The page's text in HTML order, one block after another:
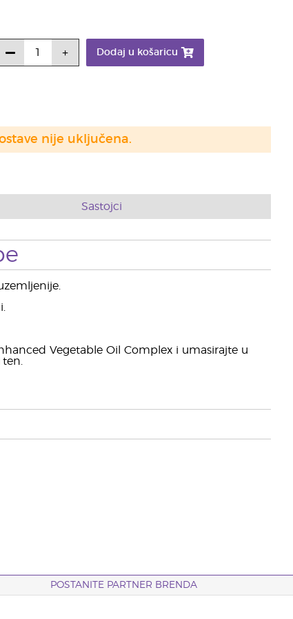
Dodaj u košaricu
nije uključena.
Sastojci
Vegetable Oil Complex i umasirajte u
POSTANITE PARTNER BRENDA